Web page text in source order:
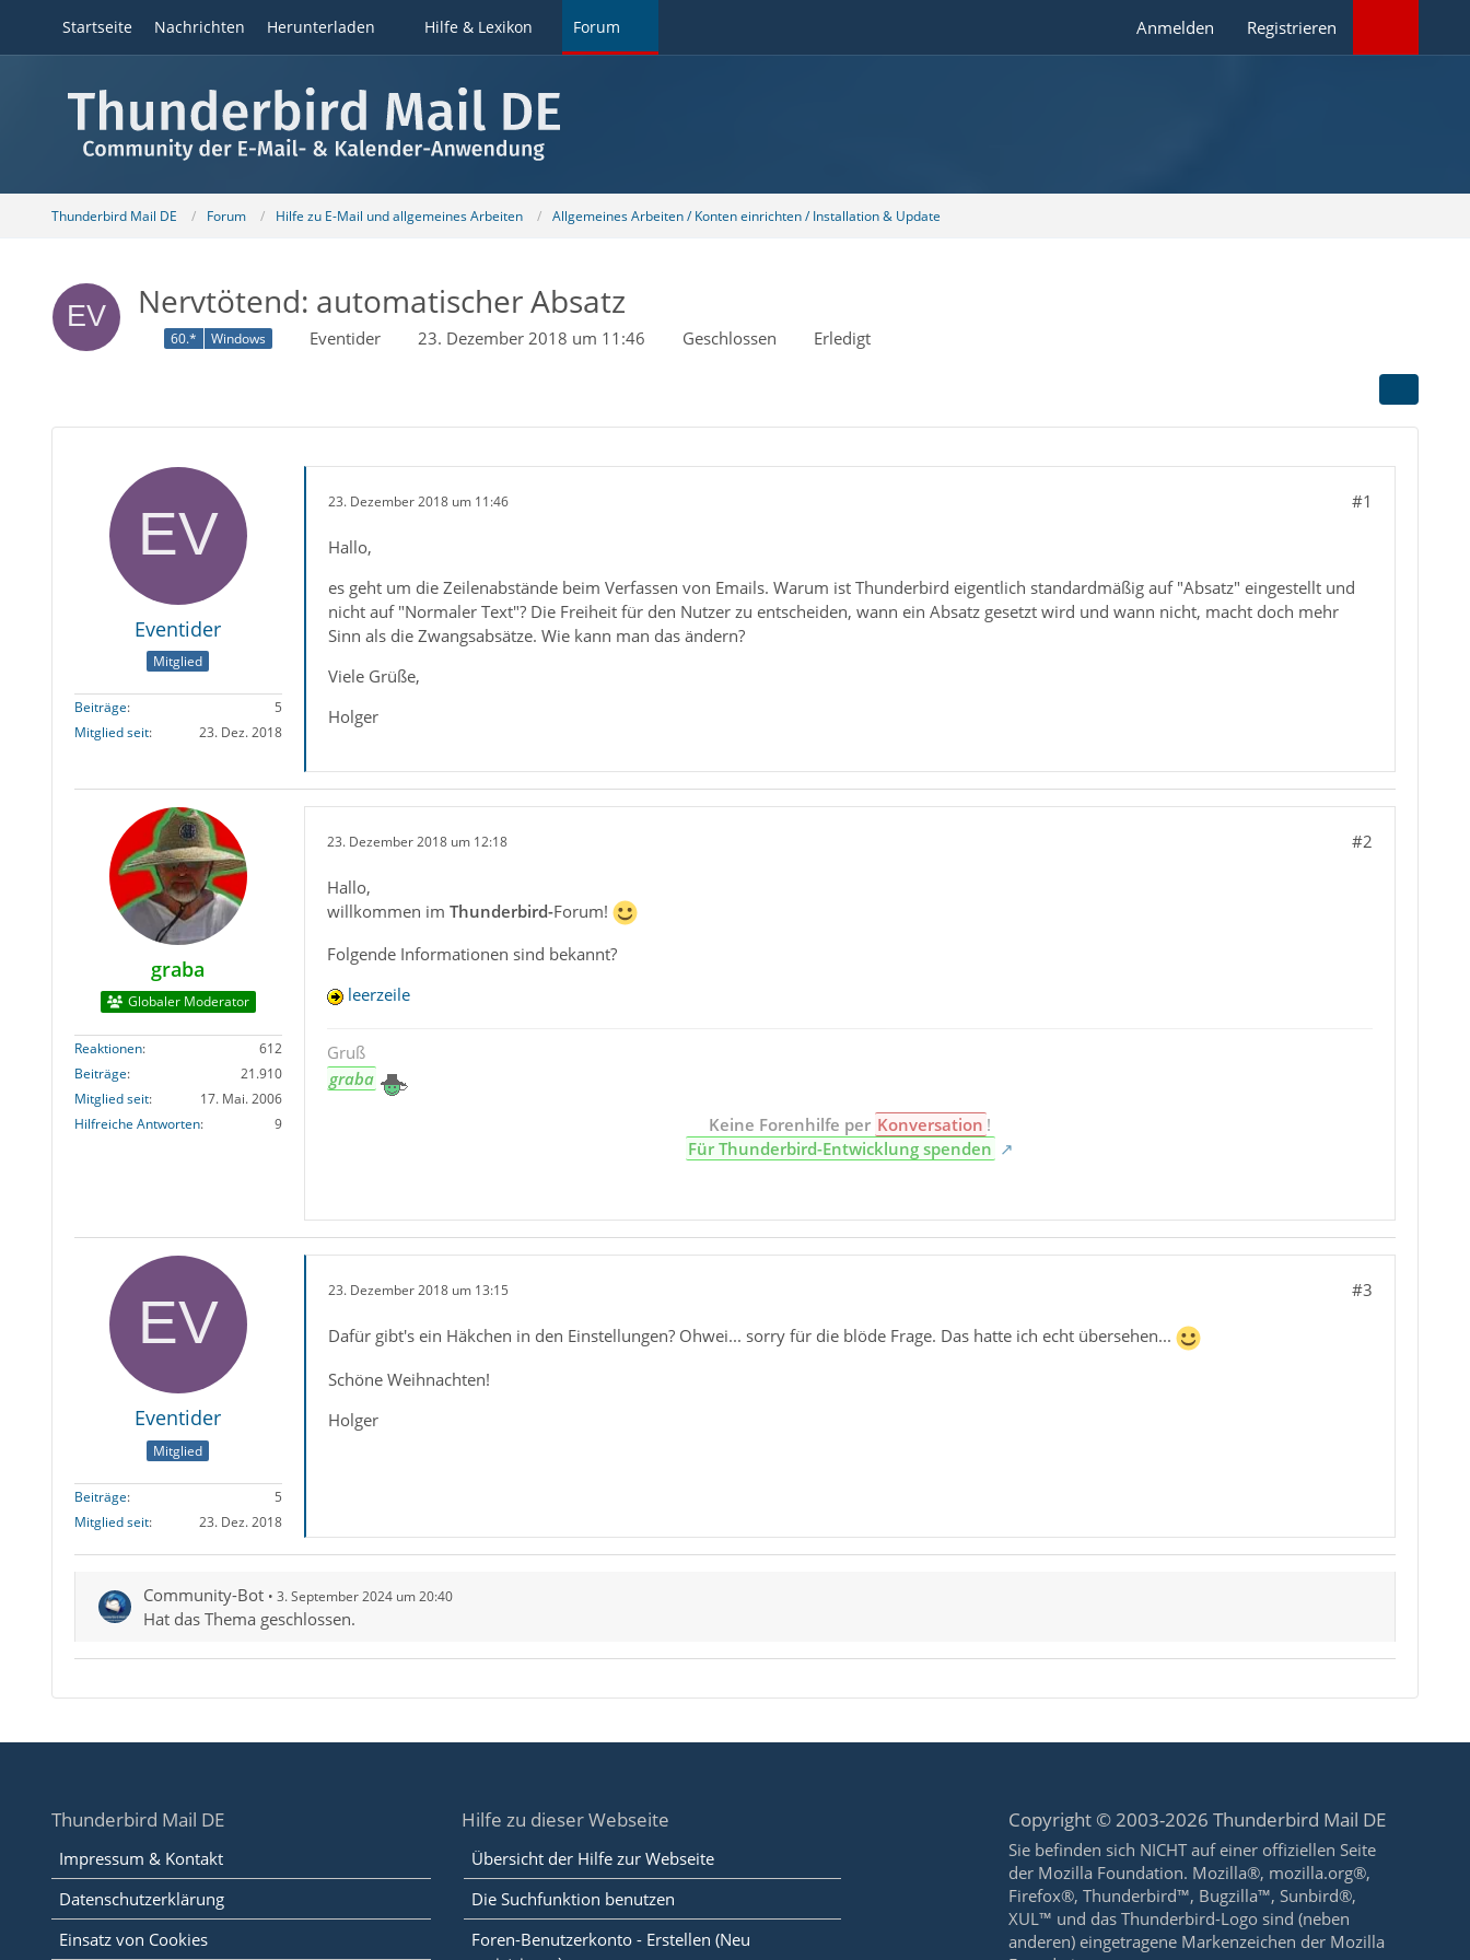
Startseite Nachrichten Herunterladen Hilfe & Lexikon Forum Anmelden Registrieren
Thunderbird Mail DE Forum Hilfe zu E-Mail und allgemeines Arbeiten Allgemeines Arbeiten / Konten einrichten / Installation & Update
Nervtötend: automatischer Absatz
60.* Windows Eventider 23. Dezember 2018 um 11:46 Geschlossen Erledigt
Eventider
Mitglied
Beiträge
5
Mitglied seit
23. Dez. 2018
23. Dezember 2018 um 11:46 #1
Hallo,
es geht um die Zeilenabstände beim Verfassen von Emails. Warum ist Thunderbird eigentlich standardmäßig auf "Absatz" eingestellt und
nicht auf "Normaler Text"? Die Freiheit für den Nutzer zu entscheiden, wann ein Absatz gesetzt wird und wann nicht, macht doch mehr
Sinn als die Zwangsabsätze. Wie kann man das ändern?
Viele Grüße,
Holger
graba
Globaler Moderator
Reaktionen
612
Beiträge
21.910
Mitglied seit
17. Mai. 2006
Hilfreiche Antworten
9
23. Dezember 2018 um 12:18 #2
Hallo,
willkommen im Thunderbird-Forum!
Folgende Informationen sind bekannt?
leerzeile
Gruß
graba
Keine Forenhilfe per Konversation !
Für Thunderbird-Entwicklung spenden
Eventider
Mitglied
Beiträge
5
Mitglied seit
23. Dez. 2018
23. Dezember 2018 um 13:15 #3
Dafür gibt's ein Häkchen in den Einstellungen? Ohwei... sorry für die blöde Frage. Das hatte ich echt übersehen...
Schöne Weihnachten!
Holger
Community-Bot 3. September 2024 um 20:40
Hat das Thema geschlossen.
Thunderbird Mail DE
Impressum & Kontakt
Datenschutzerklärung
Einsatz von Cookies
Hilfe zu dieser Webseite
Übersicht der Hilfe zur Webseite
Die Suchfunktion benutzen
Foren-Benutzerkonto - Erstellen (Neu
Copyright © 2003-2026 Thunderbird Mail DE
Sie befinden sich NICHT auf einer offiziellen Seite
der Mozilla Foundation. Mozilla®, mozilla.org®,
Firefox®, Thunderbird™, Bugzilla™, Sunbird®,
XUL™ und das Thunderbird-Logo sind (neben
anderen) eingetragene Markenzeichen der Mozilla